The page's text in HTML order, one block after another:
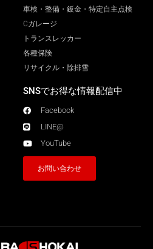
車検・整備・鈑金・特定自主点検
Cガレージ
トランスレッカー
各種保険
リサイクル・除排雪
SNSでお得な情報配信中
Facebook
LINE@
YouTube
お問い合わせ